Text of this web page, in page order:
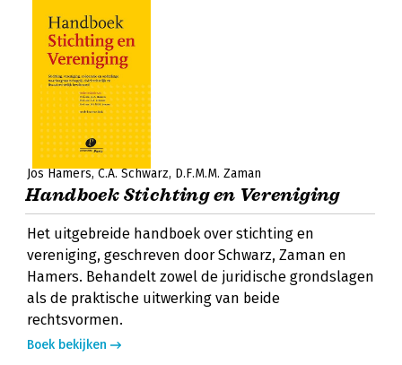
Jos Hamers C.A. Schwarz D.F.M.M. Zaman
Handboek Stichting en Vereniging
Het uitgebreide handboek over stichting en
vereniging, geschreven door Schwarz, Zaman en
Hamers. Behandelt zowel de juridische grondslagen
als de praktische uitwerking van beide
rechtsvormen.
Boek bekijken